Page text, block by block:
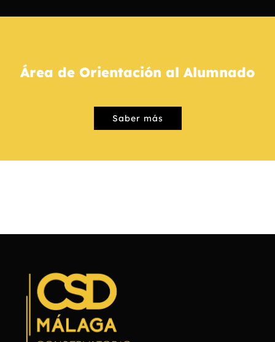
Área de Orientación al Alumnado
Saber más